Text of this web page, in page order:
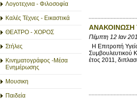
Λογοτεχνια - Φιλοσοφία
Καλές Τέχνες - Εικαστικά
ΘΕΑΤΡΟ - ΧΟΡΟΣ
Στήλες
Κινηματογράφος -Μέσα
Ενημέρωσης
Μουσικη
Παιδεία
ΑΝΑΚΟΙΝΩΣΗ
Πέμπτη 12 Ιαν
Η Επιτροπή
Συμβουλευτικού
έτος 2011,